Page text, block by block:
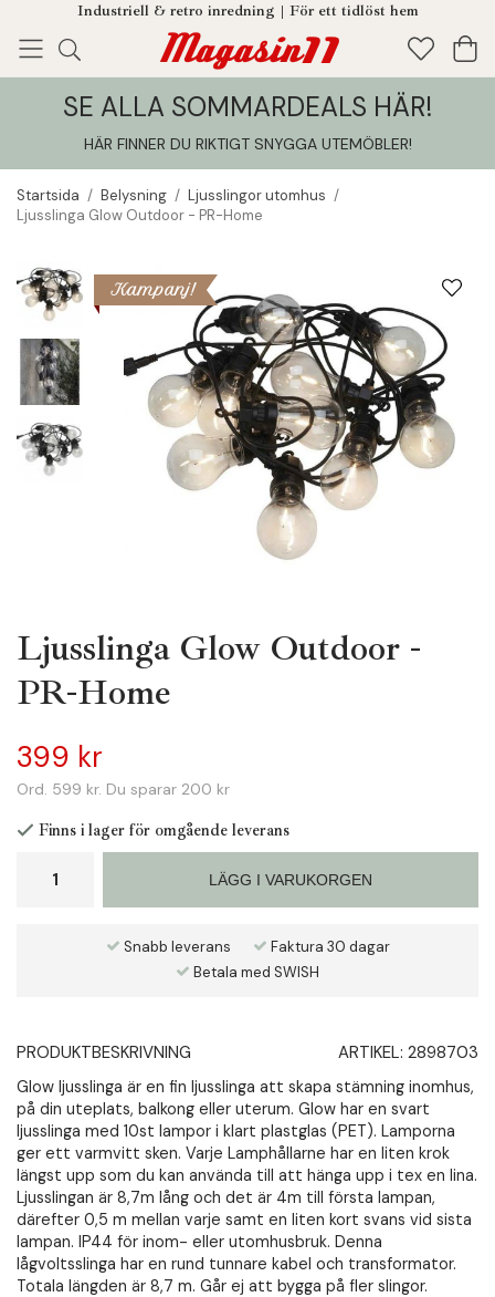
Industriell & retro inredning | För ett tidlöst hem
Enjoy! Tillagt i din varukorg
SE ALLA SOMMARDEALS HÄR!
HÄR FINNER DU RIKTIGT SNYGGA UTEMÖBLER!
Startsida / Belysning / Ljusslingor utomhus /
Ljusslinga Glow Outdoor - PR-Home
Kampanj!
Ljusslinga Glow Outdoor -
PR-Home
399 kr
Ord. 599 kr. Du sparar 200 kr
Finns i lager för omgående leverans
LÄGG I VARUKORGEN
Snabb leverans
Faktura 30 dagar
Betala med SWISH
PRODUKTBESKRIVNING ARTIKEL: 2898703
Glow ljusslinga är en fin ljusslinga att skapa stämning inomhus,
på din uteplats, balkong eller uterum. Glow har en svart
ljusslinga med 10st lampor i klart plastglas (PET). Lamporna
ger ett varmvitt sken. Varje Lamphållarne har en liten krok
längst upp som du kan använda till att hänga upp i tex en lina.
Ljusslingan är 8,7m lång och det är 4m till första lampan,
därefter 0,5 m mellan varje samt en liten kort svans vid sista
lampan. IP44 för inom- eller utomhusbruk. Denna
lågvoltsslinga har en rund tunnare kabel och transformator.
Totala längden är 8,7 m. Går ej att bygga på fler slingor.